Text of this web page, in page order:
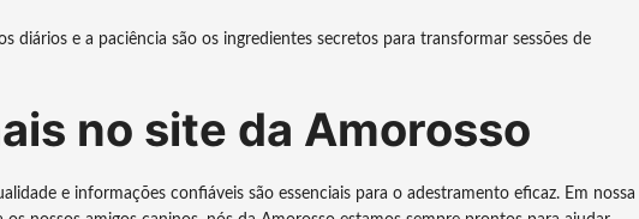
diários e a paciência são os ingredientes secretos para transformar sessões de
no site da Amorosso
e informações confiáveis são essenciais para o adestramento eficaz. Em nossa